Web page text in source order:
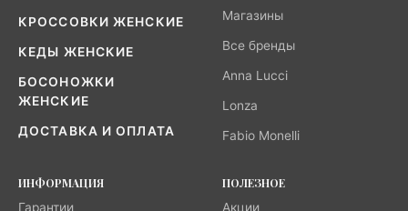
КРОССОВКИ ЖЕНСКИЕ
КЕДЫ ЖЕНСКИЕ
БОСОНОЖКИ
ЖЕНСКИЕ
ДОСТАВКА И ОПЛАТА
Магазины
Все бренды
Anna Lucci
Lonza
Fabio Monelli
ИНФОРМАЦИЯ
Гарантии
ПОЛЕЗНОЕ
Акции